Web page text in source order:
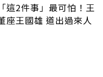
這2件事」最可怕！王
座王國雄 道出過來人